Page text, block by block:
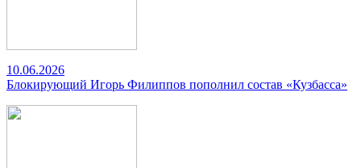
10.06.2026
Блокирующий Игорь Филиппов пополнил состав «Кузбасса»